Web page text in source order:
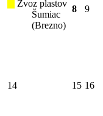
Zvoz plastov
Šumiac
(Brezno)
8 9
14 15 16